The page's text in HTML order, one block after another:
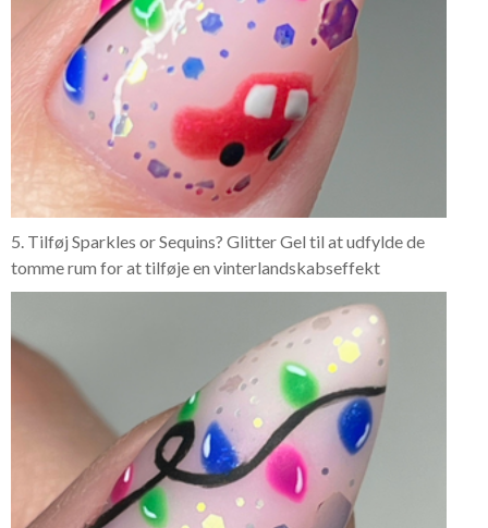
5. Tilføj Sparkles or Sequins? Glitter Gel til at udfylde de
tomme rum for at tilføje en vinterlandskabseffekt